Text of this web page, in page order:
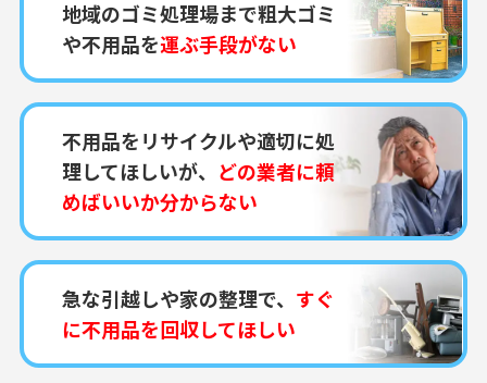
地域のゴミ処理場まで粗大ゴミ
や不用品を運ぶ手段がない
不用品をリサイクルや適切に処
理してほしいが、 どの業者に頼
めばいいか分からない
急な引越しや家の整理で、 すぐ
に不用品を回収してほしい